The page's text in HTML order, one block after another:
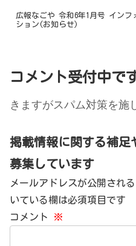
広報なごや 令和6年1月号 インフ
ション(お知らせ)
コメント受付中で
きますがスパム対策を施
掲載情報に関する補足
募集しています
メールアドレスが公開され
いている欄は必須項目です
コメント
※